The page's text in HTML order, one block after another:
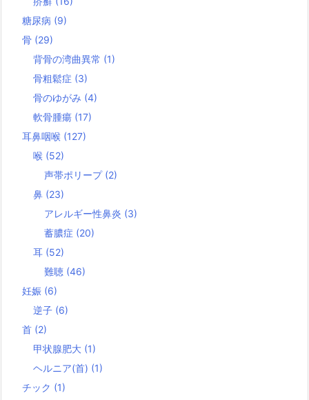
糖尿病 (9)
骨 (29)
背骨の湾曲異常 (1)
骨粗鬆症 (3)
骨のゆがみ (4)
軟骨腫瘍 (17)
耳鼻咽喉 (127)
喉 (52)
声帯ポリープ (2)
鼻 (23)
アレルギー性鼻炎 (3)
蓄膿症 (20)
耳 (52)
難聴 (46)
妊娠 (6)
逆子 (6)
首 (2)
甲状腺肥大 (1)
ヘルニア(首) (1)
チック (1)